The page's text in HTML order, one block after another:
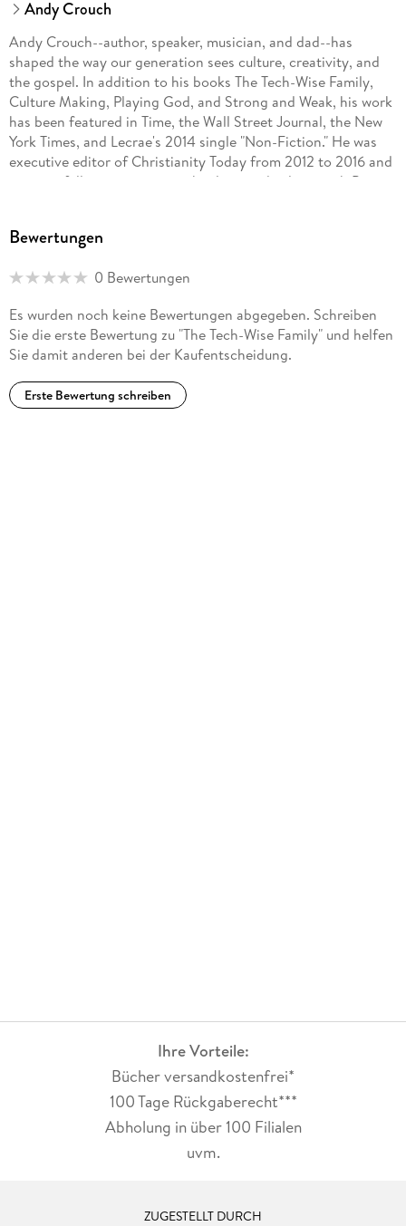
Andy Crouch
Andy Crouch--author, speaker, musician, and dad--has
shaped the way our generation sees culture, creativity, and
the gospel. In addition to his books The Tech-Wise Family,
Culture Making, Playing God, and Strong and Weak, his work
has been featured in Time, the Wall Street Journal, the New
York Times, and Lecrae's 2014 single "Non-Fiction." He was
executive editor of Christianity Today from 2012 to 2016 and
is now a full-time partner in theology and culture with Praxis.
Bewertungen
0 Bewertungen
Es wurden noch keine Bewertungen abgegeben. Schreiben
Sie die erste Bewertung zu "The Tech-Wise Family" und helfen
Sie damit anderen bei der Kaufentscheidung.
Erste Bewertung schreiben
Ihre Vorteile:
Bücher versandkostenfrei*
100 Tage Rückgaberecht***
Abholung in über 100 Filialen
uvm.
ZUGESTELLT DURCH